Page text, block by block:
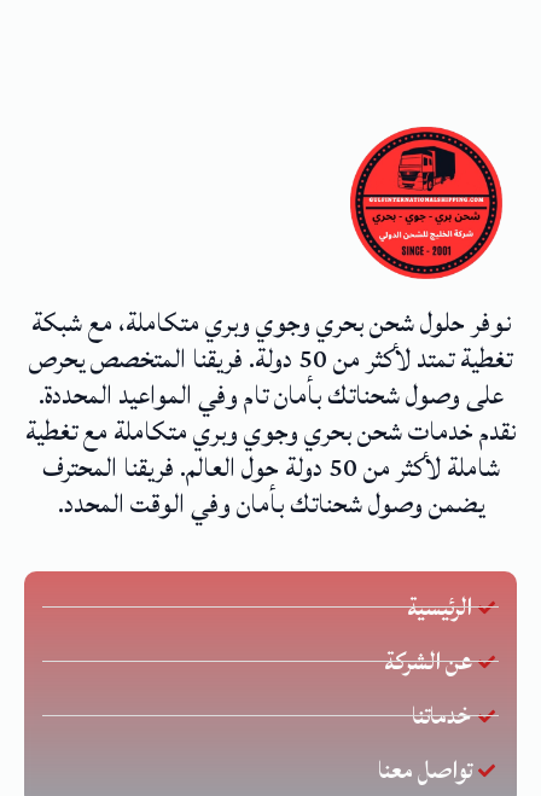
نوفر حلول شحن بحري وجوي وبري متكاملة، مع شبكة
تغطية تمتد لأكثر من 50 دولة. فريقنا المتخصص يحرص
على وصول شحناتك بأمان تام وفي المواعيد المحددة.
نقدم خدمات شحن بحري وجوي وبري متكاملة مع تغطية
شاملة لأكثر من 50 دولة حول العالم. فريقنا المحترف
يضمن وصول شحناتك بأمان وفي الوقت المحدد.
الرئيسية
عن الشركة
خدماتنا
تواصل معنا